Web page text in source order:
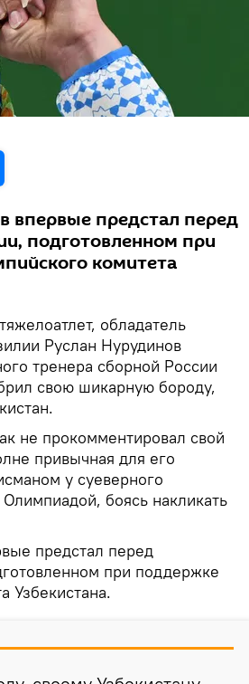
впервые предстал перед
подготовленном при
комитета
обладатель
Руслан Нурудинов
тренера сборной России
свою шикарную бороду,
не прокомментировал свой
привычная для его
у суеверного
боясь накликать
предстал перед
при поддержке
Узбекистана.